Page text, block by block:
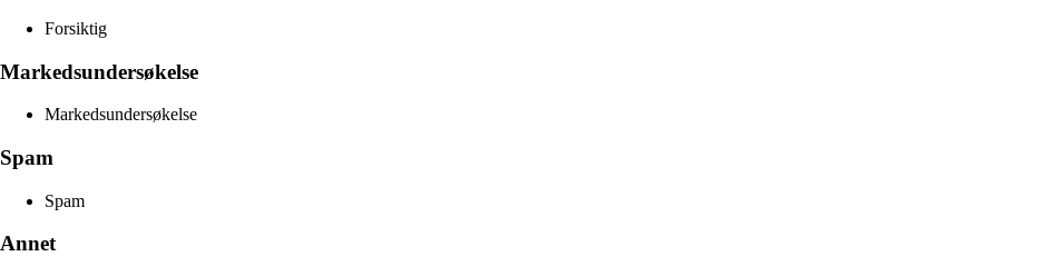
Forsiktig
Markedsundersøkelse
Markedsundersøkelse
Spam
Spam
Annet